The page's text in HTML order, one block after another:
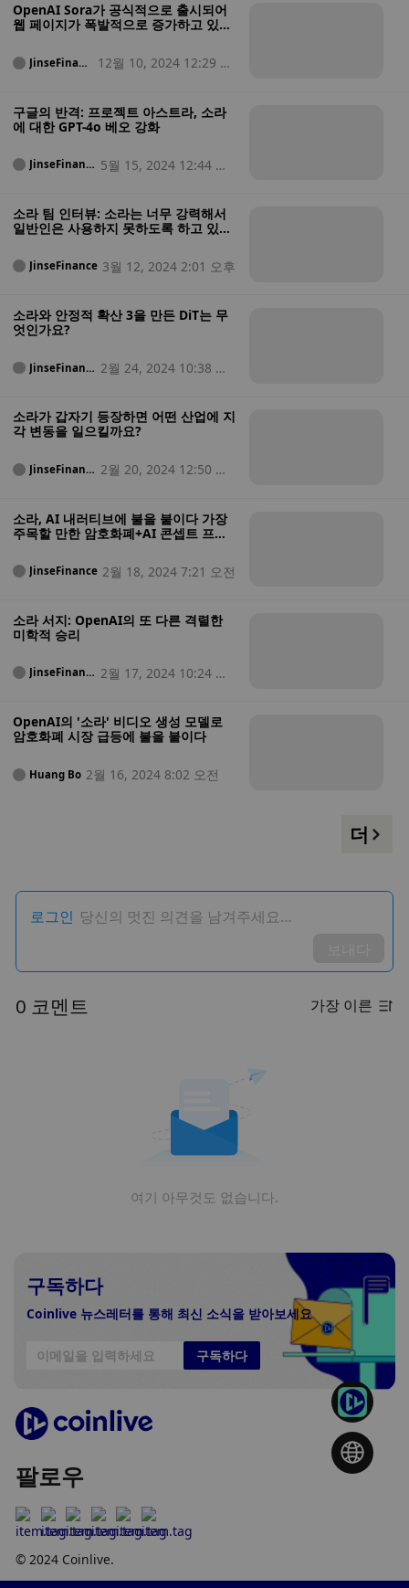
OpenAI Sora가 공식적으로 출시되어
웹 페이지가 폭발적으로 증가하고 있습
JinseFinanc
12월 10, 2024 12:29 오
구글의 반격: 프로젝트 아스트라, 소라
에 대한 GPT-4o 베오 강화
JinseFinanc
5월 15, 2024 12:44 오
소라 팀 인터뷰: 소라는 너무 강력해서
일반인은 사용하지 못하도록 하고 있습
JinseFinance 3월 12, 2024 2:01 오후
소라와 안정적 확산 3을 만든 DiT는 무
엇인가요?
JinseFinanc
2월 24, 2024 10:38 오
소라가 갑자기 등장하면 어떤 산업에 지
각 변동을 일으킬까요?
JinseFinanc
2월 20, 2024 12:50 오
소라, AI 내러티브에 불을 붙이다 가장
주목할 만한 암호화폐+AI 콘셉트 프로
JinseFinance 2월 18, 2024 7:21 오전
소라 서지: OpenAI의 또 다른 격렬한
미학적 승리
JinseFinanc
2월 17, 2024 10:24 오
OpenAI의 '소라' 비디오 생성 모델로
암호화폐 시장 급등에 불을 붙이다
Huang Bo 2월 16, 2024 8:02 오전
더
로그인 당신의 멋진 의견을 남겨주세요…
0 코멘트 가장 이른
여기 아무것도 없습니다.
구독하다
Coinlive 뉴스레터를 통해 최신 소식을 받아보세요
구독하다
팔로우
© 2024 Coinlive.